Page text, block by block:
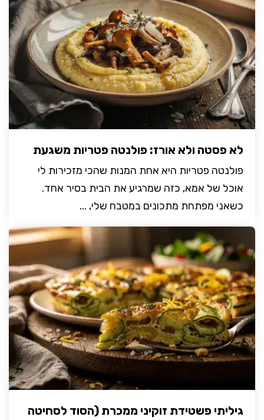
לא פסטה ולא אורז: פולנטה פטריות משגעת
פולנטה פטריות היא אחת המנות שהכי מזכירות לי
אוכל של אמא, כזה שמרגיע את הבית בסיר אחד.
כשאני מפתחת מתכונים במטבח שלי, ...
גיליתי פשטידת זוקיני ממכרת (הסוד לסחיטה